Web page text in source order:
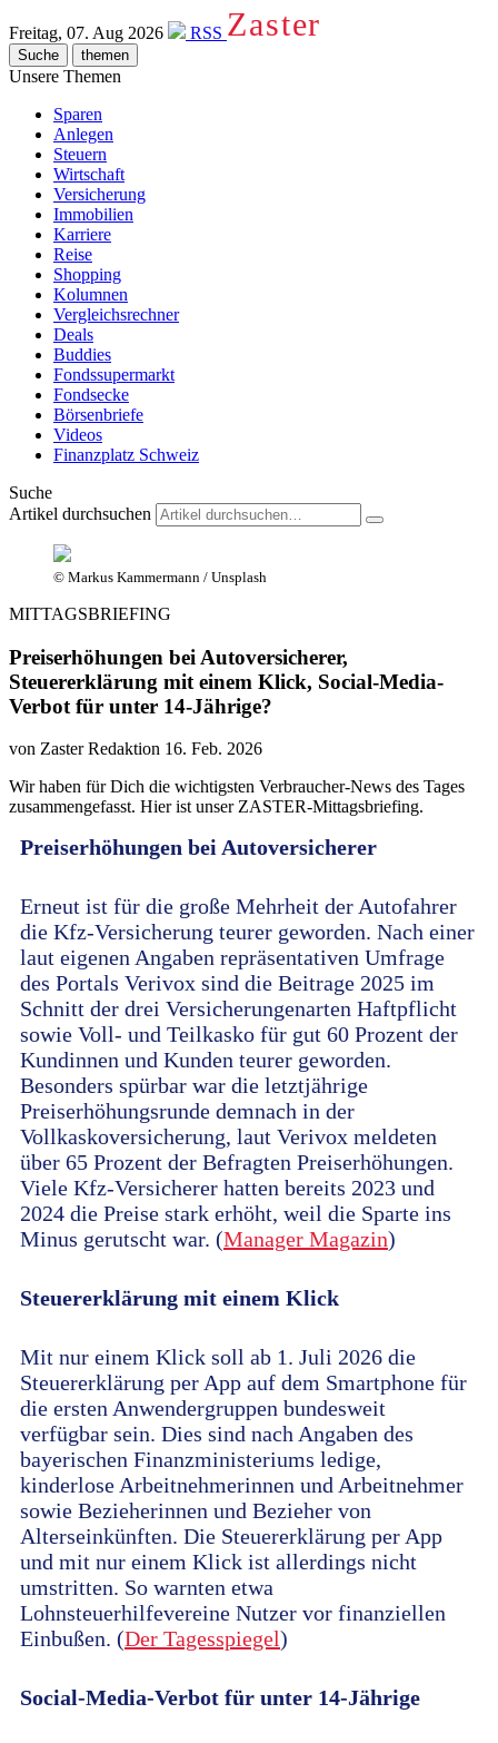
Freitag, 07. Aug 2026 RSS Zaster
Suche themen
Unsere Themen
Sparen
Anlegen
Steuern
Wirtschaft
Versicherung
Immobilien
Karriere
Reise
Shopping
Kolumnen
Vergleichsrechner
Deals
Buddies
Fondssupermarkt
Fondsecke
Börsenbriefe
Videos
Finanzplatz Schweiz
Suche
Artikel durchsuchen
© Markus Kammermann / Unsplash
MITTAGSBRIEFING
Preiserhöhungen bei Autoversicherer,
Steuererklärung mit einem Klick, Social-Media-
Verbot für unter 14-Jährige?
von Zaster Redaktion 16. Feb. 2026
Wir haben für Dich die wichtigsten Verbraucher-News des Tages
zusammengefasst. Hier ist unser ZASTER-Mittagsbriefing.
Preiserhöhungen bei Autoversicherer
Erneut ist für die große Mehrheit der Autofahrer
die Kfz-Versicherung teurer geworden. Nach einer
laut eigenen Angaben repräsentativen Umfrage
des Portals Verivox sind die Beitrage 2025 im
Schnitt der drei Versicherungenarten Haftpflicht
sowie Voll- und Teilkasko für gut 60 Prozent der
Kundinnen und Kunden teurer geworden.
Besonders spürbar war die letztjährige
Preiserhöhungsrunde demnach in der
Vollkaskoversicherung, laut Verivox meldeten
über 65 Prozent der Befragten Preiserhöhungen.
Viele Kfz-Versicherer hatten bereits 2023 und
2024 die Preise stark erhöht, weil die Sparte ins
Minus gerutscht war. (Manager Magazin)
Steuererklärung mit einem Klick
Mit nur einem Klick soll ab 1. Juli 2026 die
Steuererklärung per App auf dem Smartphone für
die ersten Anwendergruppen bundesweit
verfügbar sein. Dies sind nach Angaben des
bayerischen Finanzministeriums ledige,
kinderlose Arbeitnehmerinnen und Arbeitnehmer
sowie Bezieherinnen und Bezieher von
Alterseinkünften. Die Steuererklärung per App
und mit nur einem Klick ist allerdings nicht
umstritten. So warnten etwa
Lohnsteuerhilfevereine Nutzer vor finanziellen
Einbußen. (Der Tagesspiegel)
Social-Media-Verbot für unter 14-Jährige